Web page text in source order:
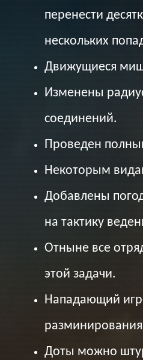
перенести
нескольких
Движущиеся
Изменены
соединений.
Проведен
Некоторым
Добавлены
на тактику
Отныне все
этой задачи.
Нападающий
Доты можно